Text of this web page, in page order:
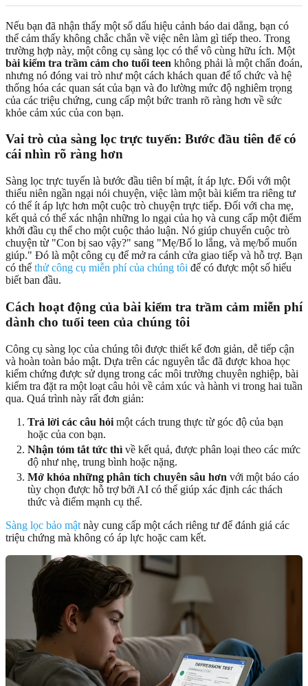
Nếu bạn đã nhận thấy một số dấu hiệu cảnh báo dai dẳng, bạn có
thể cảm thấy không chắc chắn về việc nên làm gì tiếp theo. Trong
trường hợp này, một công cụ sàng lọc có thể vô cùng hữu ích. Một
bài kiểm tra trầm cảm cho tuổi teen không phải là một chẩn đoán,
nhưng nó đóng vai trò như một cách khách quan để tổ chức và hệ
thống hóa các quan sát của bạn và đo lường mức độ nghiêm trọng
của các triệu chứng, cung cấp một bức tranh rõ ràng hơn về sức
khỏe cảm xúc của con bạn.
Vai trò của sàng lọc trực tuyến: Bước đầu tiên để có
cái nhìn rõ ràng hơn
Sàng lọc trực tuyến là bước đầu tiên bí mật, ít áp lực. Đối với một
thiếu niên ngần ngại nói chuyện, việc làm một bài kiểm tra riêng tư
có thể ít áp lực hơn một cuộc trò chuyện trực tiếp. Đối với cha mẹ,
kết quả có thể xác nhận những lo ngại của họ và cung cấp một điểm
khởi đầu cụ thể cho một cuộc thảo luận. Nó giúp chuyển cuộc trò
chuyện từ "Con bị sao vậy?" sang "Mẹ/Bố lo lắng, và mẹ/bố muốn
giúp." Đó là một công cụ để mở ra cánh cửa giao tiếp và hỗ trợ. Bạn
có thể thử công cụ miễn phí của chúng tôi để có được một số hiểu
biết ban đầu.
Cách hoạt động của bài kiểm tra trầm cảm miễn phí
dành cho tuổi teen của chúng tôi
Công cụ sàng lọc của chúng tôi được thiết kế đơn giản, dễ tiếp cận
và hoàn toàn bảo mật. Dựa trên các nguyên tắc đã được khoa học
kiểm chứng được sử dụng trong các môi trường chuyên nghiệp, bài
kiểm tra đặt ra một loạt câu hỏi về cảm xúc và hành vi trong hai tuần
qua. Quá trình này rất đơn giản:
Trả lời các câu hỏi một cách trung thực từ góc độ của bạn
hoặc của con bạn.
Nhận tóm tắt tức thì về kết quả, được phân loại theo các mức
độ như nhẹ, trung bình hoặc nặng.
Mở khóa những phân tích chuyên sâu hơn với một báo cáo
tùy chọn được hỗ trợ bởi AI có thể giúp xác định các thách
thức và điểm mạnh cụ thể.
Sàng lọc bảo mật này cung cấp một cách riêng tư để đánh giá các
triệu chứng mà không có áp lực hoặc cam kết.